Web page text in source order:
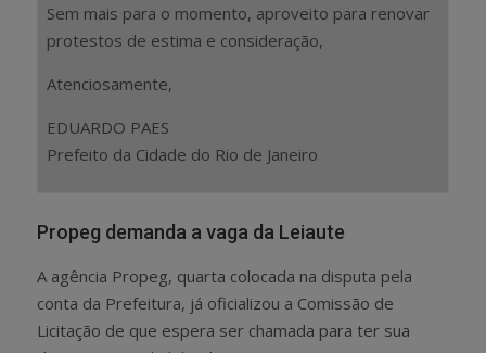
Sem mais para o momento, aproveito para renovar
protestos de estima e consideração,
Atenciosamente,
EDUARDO PAES
Prefeito da Cidade do Rio de Janeiro
Propeg demanda a vaga da Leiaute
A agência Propeg, quarta colocada na disputa pela
conta da Prefeitura, já oficializou a Comissão de
Licitação de que espera ser chamada para ter sua